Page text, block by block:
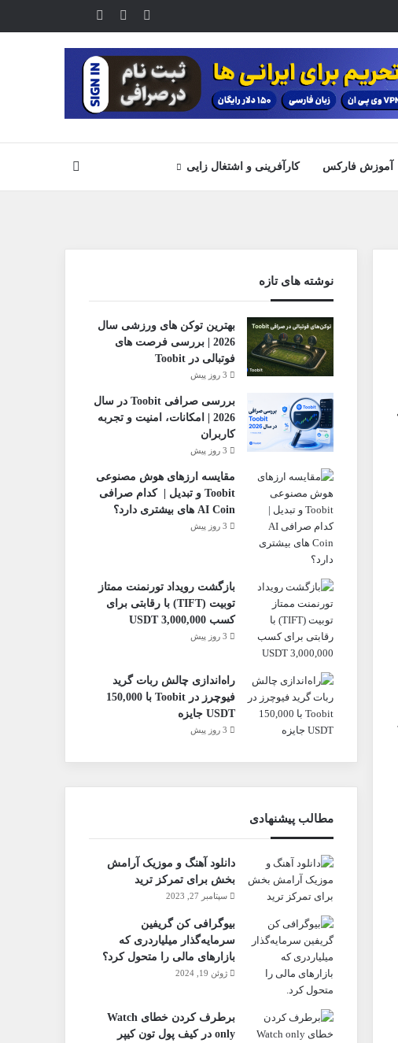
یوتیوبتلگرامخوراک
آموزش فارکس کارآفرینی و اشتغال زایی جستجو
نوشته های تازه
بهترین توکن های ورزشی سال
2026 | بررسی فرصت های
فوتبالی در Toobit
3 روز پیش
بررسی صرافی Toobit در سال
2026 | امکانات، امنیت و تجربه
کاربران
3 روز پیش
مقایسه ارزهای هوش مصنوعی
Toobit و تبدیل | کدام صرافی
AI Coin های بیشتری دارد؟
3 روز پیش
بازگشت رویداد تورنمنت ممتاز
تو‌بیت (TIFT) با رقابتی برای
کسب 3,000,000 USDT
3 روز پیش
راه‌اندازی چالش ربات گرید
فیوچرز در Toobit با 150,000
USDT جایزه
3 روز پیش
مطالب پیشنهادی
دانلود آهنگ و موزیک آرامش
بخش برای تمرکز ترید
سپتامبر 27, 2023
بیوگرافی کن گریفین
سرمایه‌گذار میلیاردری که
بازارهای مالی را متحول کرد؟
ژوئن 19, 2024
برطرف کردن خطای Watch
only در کیف پول تون کیپر